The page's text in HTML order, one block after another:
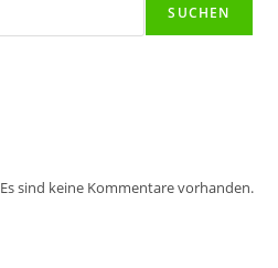
SUCHEN
Es sind keine Kommentare vorhanden.